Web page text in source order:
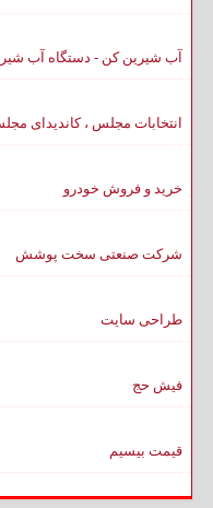
آب شیرین کن - دستگاه آب
انتخابات مجلس ، کاندیدای
خرید و فروش خودرو
شرکت صنعتی سخت پوشش
طراحی سایت
فیش حج
قیمت بیسیم